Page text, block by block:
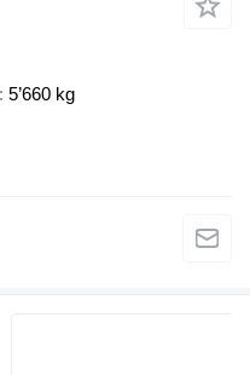
5’660 kg